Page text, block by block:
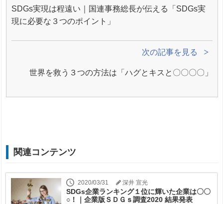
SDGs実現は程遠い｜国連事務総長が伝える「SDGs実
現に必要な３つのポイント」
次の記事を見る
世界を救う３つの方法は「ハグとキスと〇〇〇〇」
関連コンテンツ
2020/03/31 深井 宣光
SDGs企業ランキング１位に輝いた企業は〇〇
○！｜企業版ＳＤＧｓ調査2020 結果発表